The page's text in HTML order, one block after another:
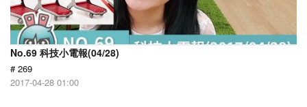
No.69 科技小電報(04/28)
# 269
2017-04-28 01:00